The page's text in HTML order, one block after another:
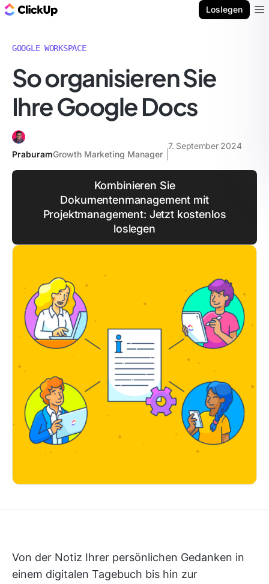
Loslegen
GOOGLE WORKSPACE
So organisieren Sie
Ihre Google Docs
PraburamGrowth Marketing Manager
7. September 2024
Kombinieren Sie
Dokumentenmanagement mit
Projektmanagement: Jetzt kostenlos
loslegen
Von der Notiz Ihrer persönlichen Gedanken in
einem digitalen Tagebuch bis hin zur